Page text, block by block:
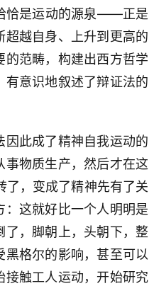
恰是运动的源泉——正是
超越自身、上升到更高的
范畴，构建出西方哲学
有意识地叙述了辩证法的
此成了精神自我运动的
物质生产，然后才在这
了，变成了精神先有了关
这就好比一个人明明是
了，脚朝上，头朝下，整
黑格尔的影响，甚至可以
接触工人运动，开始研究